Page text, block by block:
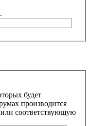
будет
производится
соответствующую